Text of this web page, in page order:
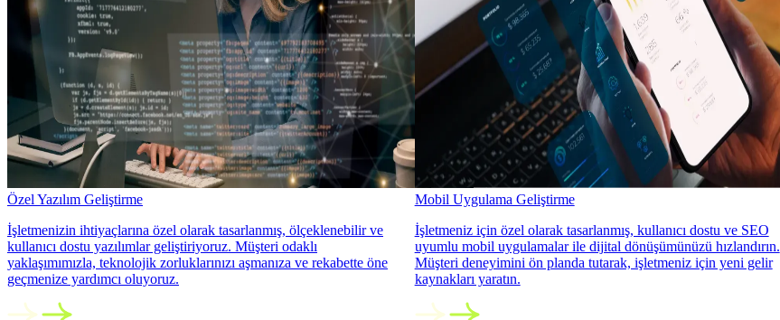
Özel Yazılım Geliştirme
İşletmenizin ihtiyaçlarına özel olarak tasarlanmış, ölçeklenebilir ve
kullanıcı dostu yazılımlar geliştiriyoruz. Müşteri odaklı
yaklaşımımızla, teknolojik zorluklarınızı aşmanıza ve rekabette öne
geçmenize yardımcı oluyoruz.
Mobil Uygulama Geliştirme
İşletmeniz için özel olarak tasarlanmış, kullanıcı dostu ve SEO
uyumlu mobil uygulamalar ile dijital dönüşümünüzü hızlandırın.
Müşteri deneyimini ön planda tutarak, işletmeniz için yeni gelir
kaynakları yaratın.